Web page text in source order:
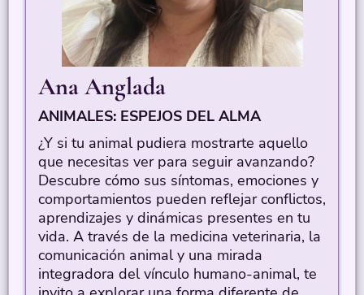
Ana Anglada
ANIMALES: ESPEJOS DEL ALMA
¿Y si tu animal pudiera mostrarte aquello
que necesitas ver para seguir avanzando?
Descubre cómo sus síntomas, emociones y
comportamientos pueden reflejar conflictos,
aprendizajes y dinámicas presentes en tu
vida. A través de la medicina veterinaria, la
comunicación animal y una mirada
integradora del vínculo humano-animal, te